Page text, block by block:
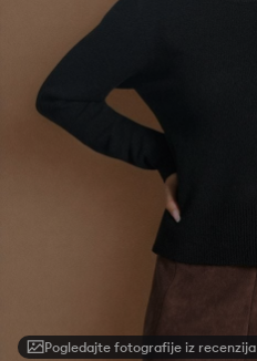
Pogledajte fotografije iz recenzija